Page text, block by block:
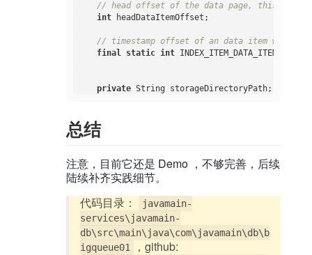
// head offset of the data page, this is the
int headDataItemOffset;
// timestamp offset of an data item within
final static int
private String storageDirectoryPath;
// factory for data page
    IMappedPageFactory dataPageFactory;
    IMappedPageFactory metaPageFactory;
public BigArrayImpl
this(storageDirectoryPath, arrayName,
    }
/**
     * 支持自定义 mapped size
总结
注意，目前它还是 Demo ，不够完善，后续
陆续补齐实践细节。
代码目录：
javamain-
services\javamain-
db\src\main\java\com\javamain\db\b
igqueue01
，github: